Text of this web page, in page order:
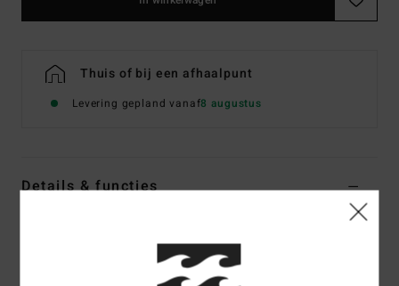
Thuis of bij een afhaalpunt
Levering gepland vanaf8 augustus
Details & functies
Kleurcodekrq0